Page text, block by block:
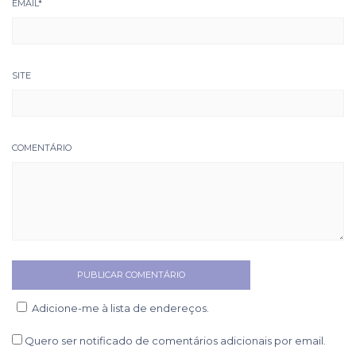
EMAIL*
SITE
COMENTÁRIO
Adicione-me à lista de endereços.
Quero ser notificado de comentários adicionais por email.